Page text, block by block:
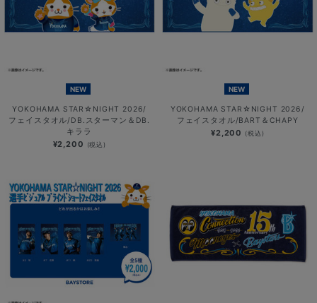
NEW
YOKOHAMA STAR☆NIGHT 2026/
フェイスタオル/DB.スターマン＆DB.
キララ
¥2,200 (税込)
NEW
YOKOHAMA STAR☆NIGHT 2026/
フェイスタオル/BART＆CHAPY
¥2,200 (税込)